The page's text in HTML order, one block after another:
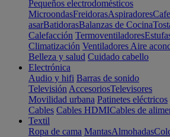
Pequeños electrodomésticos
MicroondasFreidorasAspiradores
asarBatidorasBalanzas de Cocina
Calefacción Termoventiladores
Climatización Ventiladores Aire
Belleza y salud Cuidado cabello
Electrónica
Audio y hifi Barras de sonido
Televisión AccesoriosTelevisores
Movilidad urbana Patinetes eléctricos
Cables Cables HDMICables de
Textil
Ropa de cama MantasAlmohadas